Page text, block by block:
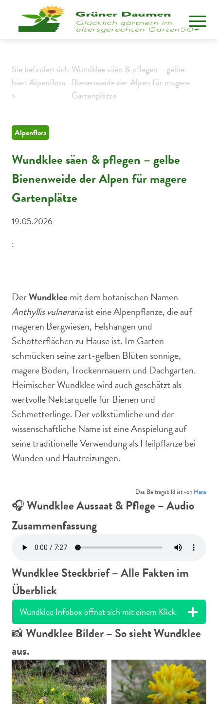
Sie befinden sich
hier: Alpenflora
>
Wundklee säen & pflegen – gelbe
Bienenweide der Alpen für magere
Gartenplätze
Alpenflora
Wundklee säen & pflegen – gelbe
Bienenweide der Alpen für magere
Gartenplätze
19.05.2026
:
DerWundkleemit dem botanischen Namen
Anthyllis vulnerariaist eine Alpenpflanze, die auf
mageren Bergwiesen, Felshängen und
Schotterflächen zu Hause ist. Im Garten
schmücken seine zart-gelben Blüten sonnige,
magere Böden, Trockenmauern und Dachgärten.
Heimischer Wundklee wird auch geschätzt als
wertvolle Nektarquelle für Bienen und
Schmetterlinge. Der volkstümliche und der
wissenschaftliche Name ist eine Anspielung auf
seine traditionelle Verwendung als Heilpflanze bei
Wunden und Hautreizungen.
Das Beitragsbild ist von Hans
🎧Wundklee Aussaat & Pflege – Audio
Zusammenfassung
Wundklee Steckbrief – Alle Fakten im
Überblick
Wundklee Infobox öffnet sich mit einem Klick
📸Wundklee Bilder – So sieht Wundklee
aus.